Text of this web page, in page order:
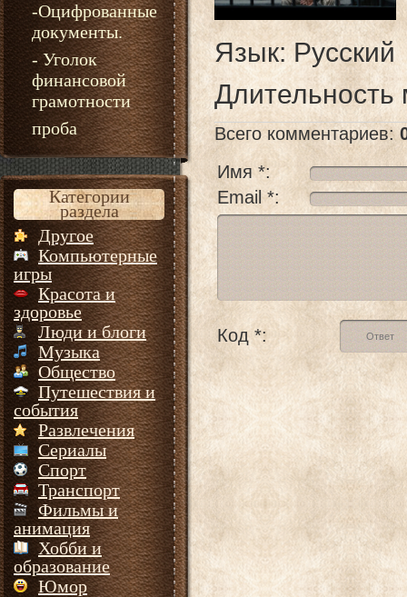
-Оцифрованные
документы.
- Уголок
финансовой
грамотности
проба
Категории
раздела
Другое
Компьютерные
игры
Красота и
здоровье
Люди и блоги
Музыка
Общество
Путешествия и
события
Развлечения
Сериалы
Спорт
Транспорт
Фильмы и
анимация
Хобби и
образование
Юмор
Язык: Русский
Длительность
Всего комментариев:
Имя *:
Email *:
Код *: